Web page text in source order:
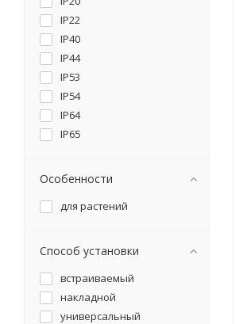
IP22
IP40
IP44
IP53
IP54
IP64
IP65
Особенности
для растений
Способ установки
встраиваемый
накладной
универсальный